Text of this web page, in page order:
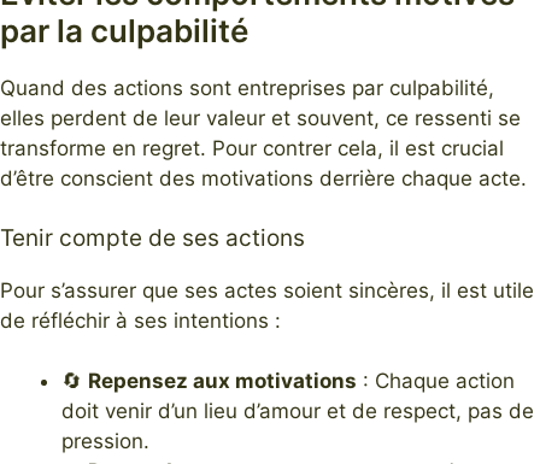
par la culpabilité
Quand des actions sont entreprises par culpabilité,
elles perdent de leur valeur et souvent, ce ressenti se
transforme en regret. Pour contrer cela, il est crucial
d’être conscient des motivations derrière chaque acte.
Tenir compte de ses actions
Pour s’assurer que ses actes soient sincères, il est utile
de réfléchir à ses intentions :
🔄 Repensez aux motivations : Chaque action
doit venir d’un lieu d’amour et de respect, pas de
pression.